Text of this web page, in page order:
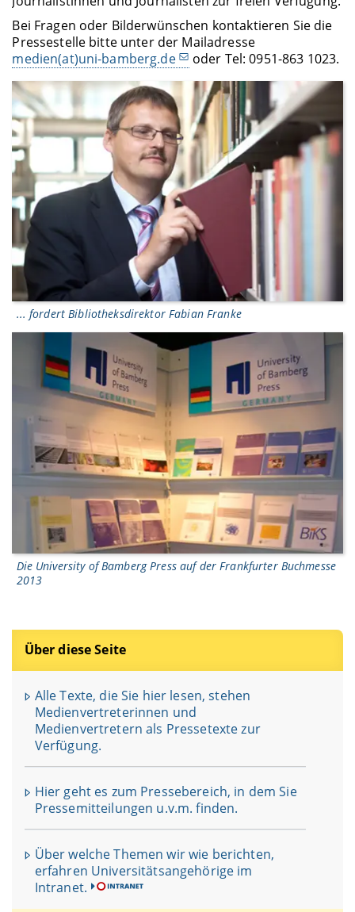
Über diese Seite
Alle Texte, die Sie hier lesen, stehen
Medienvertreterinnen und
Medienvertretern als Pressetexte zur
Verfügung.
Hier geht es zum Pressebereich, in dem Sie
Pressemitteilungen u.v.m. finden.
Über welche Themen wir wie berichten,
erfahren Universitätsangehörige im
Intranet.
... fordert Bibliotheksdirektor Fabian Franke
Die University of Bamberg Press auf der Frankfurter Buchmesse
2013
Bei Fragen oder Bilderwünschen kontaktieren Sie die
Pressestelle bitte unter der Mailadresse
medien(at)uni-bamberg.de
oder Tel: 0951-863 1023.